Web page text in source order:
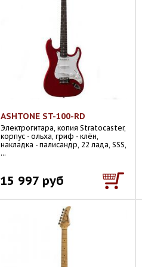
ASHTONE ST-100-RD
Электрогитара, копия Stratocaster,
корпус - ольха, гриф - клён,
накладка - палисандр, 22 лада, SSS,
...
15 997 руб